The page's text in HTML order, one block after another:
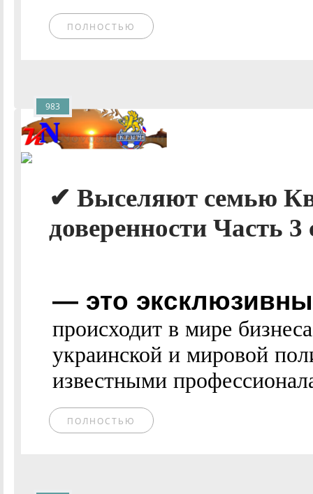
ПОЛНОСТЬЮ
✔ Выселяют семью
доверенности Часть 3
— это
происходит в мире
украинской и мировой
известными
ПОЛНОСТЬЮ
983